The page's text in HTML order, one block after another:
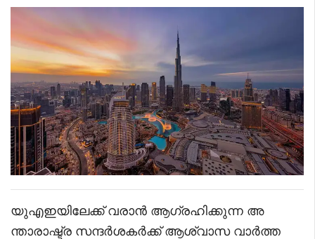
യുഎഇയിലേക്ക് വരാൻ ആഗ്രഹിക്കുന്ന അ
ന്താരാഷ്ട്ര സന്ദർശകർക്ക് ആശ്വാസ വാർത്ത